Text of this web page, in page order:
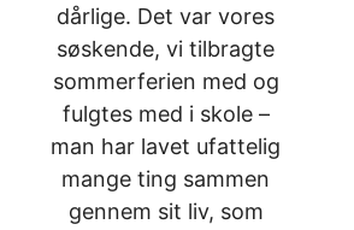
dårlige. Det var vores
søskende, vi tilbragte
sommerferien med og
fulgtes med i skole –
man har lavet ufattelig
mange ting sammen
gennem sit liv, som